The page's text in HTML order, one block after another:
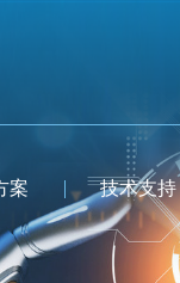
案 技术支持